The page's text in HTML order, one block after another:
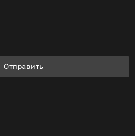
Отправить